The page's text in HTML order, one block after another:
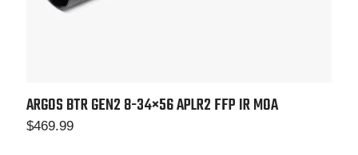
ARGOS BTR GEN2 8-34×56APLR2 FFP IR MOA
$469.99